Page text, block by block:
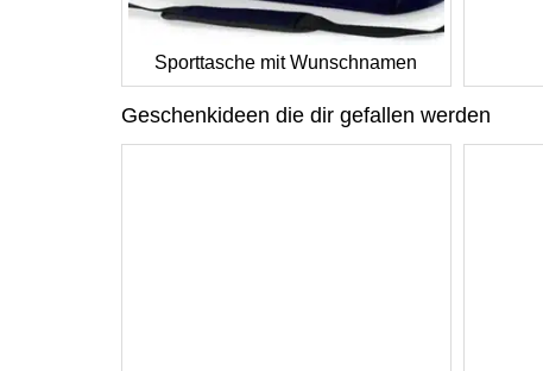
Sporttasche mit Wunschnamen
Geschenkideen die dir gefallen werden